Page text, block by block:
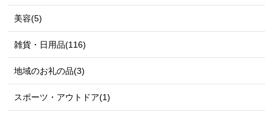
美容(5)
雑貨・日用品(116)
地域のお礼の品(3)
スポーツ・アウトドア(1)